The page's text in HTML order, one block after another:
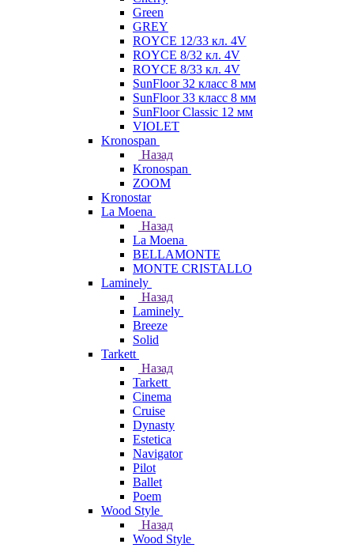
Green
GREY
ROYCE 12/33 кл. 4V
ROYCE 8/32 кл. 4V
ROYCE 8/33 кл. 4V
SunFloor 32 класс 8 мм
SunFloor 33 класс 8 мм
SunFloor Classic 12 мм
VIOLET
Kronospan
Назад
Kronospan
ZOOM
Kronostar
La Moena
Назад
La Moena
BELLAMONTE
MONTE CRISTALLO
Laminely
Назад
Laminely
Breeze
Solid
Tarkett
Назад
Tarkett
Cinema
Cruise
Dynasty
Estetica
Navigator
Pilot
Ballet
Poem
Wood Style
Назад
Wood Style